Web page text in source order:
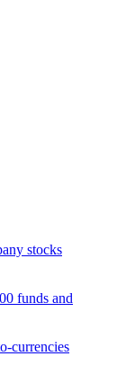
stocks
funds and
currencies